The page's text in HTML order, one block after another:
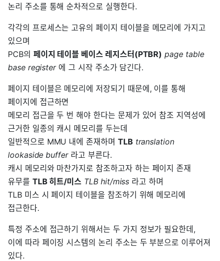
논리 주소를 통해 순차적으로 실행한다.
각각의 프로세스는 고유의 페이지 테이블을 메모리에 가지고
있으며
PCB의 페이지 테이블 베이스 레지스터(PTBR) page table
base register에 그 시작 주소가 담긴다.
페이지 테이블은 메모리에 저장되기 때문에, 이를 통해
페이지에 접근하면
메모리 접근을 두 번 해야 한다는 문제가 있어 참조 지역성에
근거한 일종의 캐시 메모리를 두는데
일반적으로 MMU 내에 존재하며 TLB translation
lookaside buffer라고 부른다.
캐시 메모리와 마찬가지로 참조하고자 하는 페이지 존재
유무를 TLB 히트/미스 TLB hit/miss 라고 하며
TLB 미스 시 페이지 테이블을 참조하기 위해 메모리에
접근한다.
특정 주소에 접근하기 위해서는 두 가지 정보가 필요한데,
이에 따라 페이징 시스템의 논리 주소는 두 부분으로 이루어져
있다.